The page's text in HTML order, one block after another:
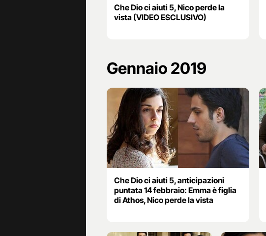
Che Dio ci aiuti 5, Nico perde la
vista (VIDEO ESCLUSIVO)
Gennaio 2019
Che Dio ci aiuti 5, anticipazioni
puntata 14 febbraio: Emma è figlia
di Athos, Nico perde la vista